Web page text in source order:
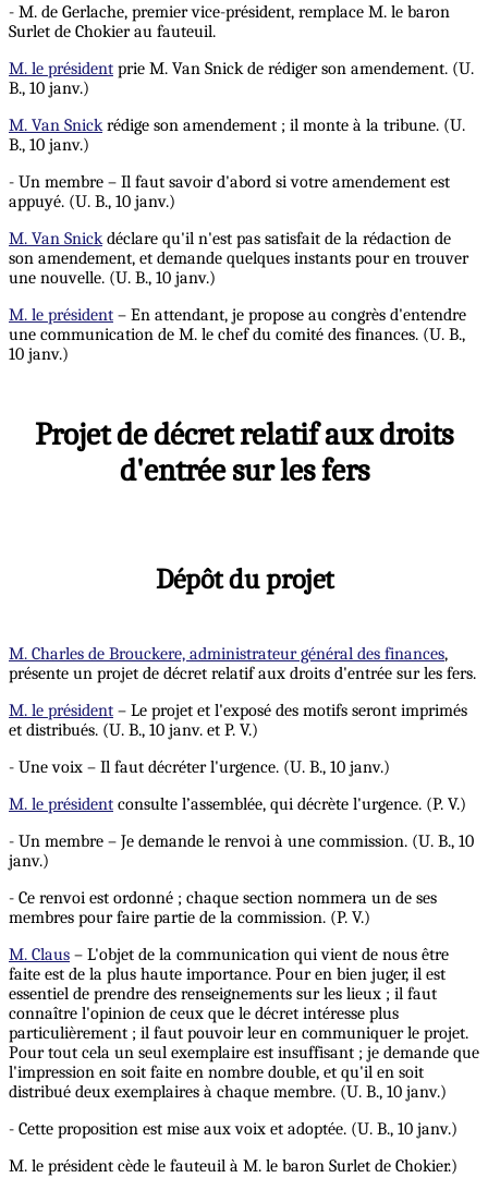
- M. de Gerlache, premier vice-président, remplace M. le baron
Surlet de Chokier au fauteuil.
M. le président prie M. Van Snick de rédiger son amendement. (U.
B., 10 janv.)
M. Van Snickrédige son amendement ; il monte à la tribune. (U.
B., 10 janv.)
- Un membre – Il faut savoir d'abord si votre amendement est
appuyé. (U. B., 10 janv.)
M. Van Snickdéclare qu'il n'est pas satisfait de la rédaction de
son amendement, et demande quelques instants pour en trouver
une nouvelle. (U. B., 10 janv.)
M. le président – En attendant, je propose au congrès d'entendre
une communication de M. le chef du comité des finances. (U. B.,
10 janv.)
Projet de décret relatif aux droits
d'entrée sur les fers
Dépôt du projet
M. Charles de Brouckere, administrateur général des finances,
présente un projet de décret relatif aux droits d'entrée sur les fers.
M. le président – Le projet et l'exposé des motifs seront imprimés
et distribués. (U. B., 10 janv. et P. V.)
- Une voix – Il faut décréter l'urgence. (U. B., 10 janv.)
M. le président consulte l’assemblée, qui décrète l'urgence. (P. V.)
- Un membre – Je demande le renvoi à une commission. (U. B., 10
janv.)
- Ce renvoi est ordonné ; chaque section nommera un de ses
membres pour faire partie de la commission. (P. V.)
M. Claus – L'objet de la communication qui vient de nous être
faite est de la plus haute importance. Pour en bien juger, il est
essentiel de prendre des renseignements sur les lieux ; il faut
connaître l'opinion de ceux que le décret intéresse plus
particulièrement ; il faut pouvoir leur en communiquer le projet.
Pour tout cela un seul exemplaire est insuffisant ; je demande que
l'impression en soit faite en nombre double, et qu'il en soit
distribué deux exemplaires à chaque membre. (U. B., 10 janv.)
- Cette proposition est mise aux voix et adoptée. (U. B., 10 janv.)
M. le président cède le fauteuil à M. le baron Surlet de Chokier.)